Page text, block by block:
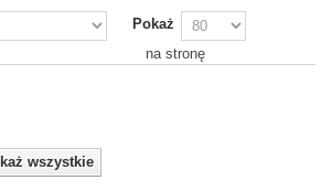
Pokaż
na stronę
wszystkie